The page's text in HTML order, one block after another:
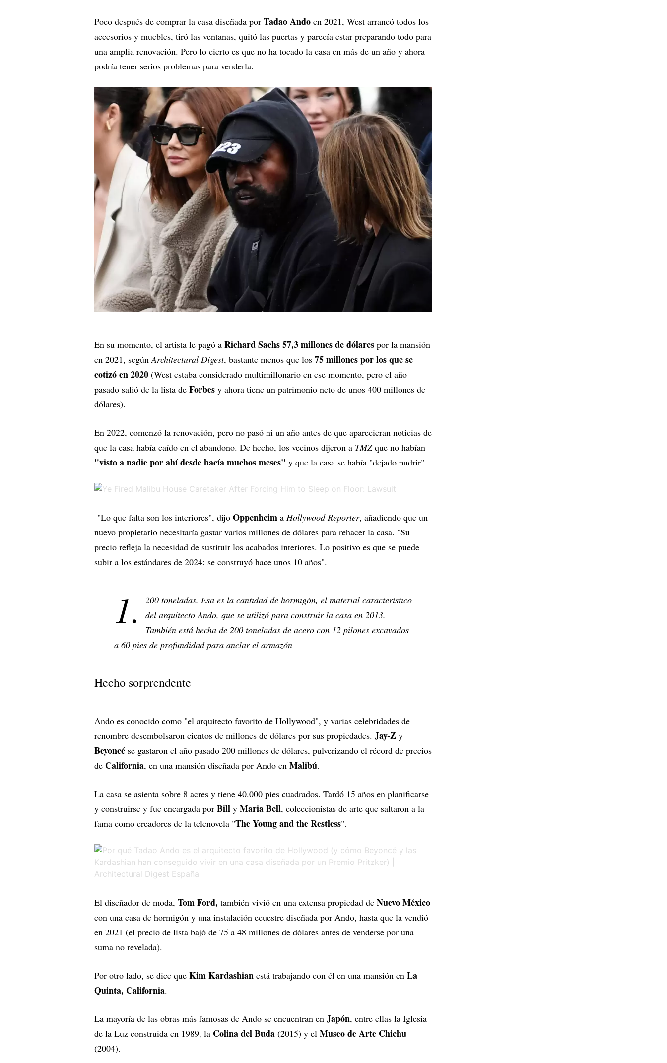
Poco después de comprar la casa diseñada por Tadao Ando en 2021, West arrancó todos los
accesorios y muebles, tiró las ventanas, quitó las puertas y parecía estar preparando todo para
una amplia renovación. Pero lo cierto es que no ha tocado la casa en más de un año y ahora
podría tener serios problemas para venderla.
En su momento, el artista le pagó a Richard Sachs57,3 millones de dólares por la mansión
en 2021, según Architectural Digest, bastante menos que los 75 millones por los que se
cotizó en 2020 (West estaba considerado multimillonario en ese momento, pero el año
pasado salió de la lista de Forbes y ahora tiene un patrimonio neto de unos 400 millones de
dólares).
En 2022, comenzó la renovación, pero no pasó ni un año antes de que aparecieran noticias de
que la casa había caído en el abandono. De hecho, los vecinos dijeron a TMZque no habían
"visto a nadie por ahí desde hacía muchos meses" y que la casa se había "dejado pudrir".
"Lo que falta son los interiores", dijo Oppenheim a Hollywood Reporter, añadiendo que un
nuevo propietario necesitaría gastar varios millones de dólares para rehacer la casa. "Su
precio refleja la necesidad de sustituir los acabados interiores. Lo positivo es que se puede
subir a los estándares de 2024: se construyó hace unos 10 años".
1.
200 toneladas. Esa es la cantidad de hormigón, el material característico
del arquitecto Ando, que se utilizó para construir la casa en 2013.
También está hecha de 200 toneladas de acero con 12 pilones excavados
a 60 pies de profundidad para anclar el armazón
Hecho sorprendente
Ando es conocido como "el arquitecto favorito de Hollywood", y varias celebridades de
renombre desembolsaron cientos de millones de dólares por sus propiedades. Jay-Z y
Beyoncé se gastaron el año pasado 200 millones de dólares, pulverizando el récord de precios
de California, en una mansión diseñada por Ando en Malibú.
La casa se asienta sobre 8 acres y tiene 40.000 pies cuadrados. Tardó 15 años en planificarse
y construirse y fue encargada por Bill y Maria Bell, coleccionistas de arte que saltaron a la
fama como creadores de la telenovela "The Youngand the Restless".
El diseñador de moda, Tom Ford, también vivió en una extensa propiedad de Nuevo México
con una casa de hormigón y una instalación ecuestre diseñada por Ando, hasta que la vendió
en 2021 (el precio de lista bajó de 75 a 48 millones de dólares antes de venderse por una
suma no revelada).
Por otro lado, se dice que Kim Kardashian está trabajando con él en una mansión en La
Quinta, California.
La mayoría de las obras más famosas de Ando se encuentran en Japón, entre ellas la Iglesia
de la Luz construida en 1989, la Colina del Buda (2015) y el Museo de Arte Chichu
(2004).